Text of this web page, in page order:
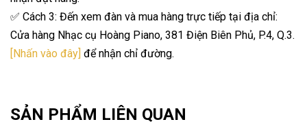
✅ Cách 3: Đến xem đàn và mua hàng trực tiếp tại địa chỉ:
Cửa hàng Nhạc cụ Hoàng Piano, 381 Điện Biên Phủ, P.4, Q.3.
[Nhấn vào đây] để nhận chỉ đường.
SẢN PHẨM LIÊN QUAN